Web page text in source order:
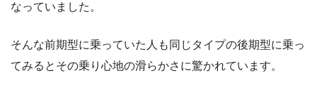
なっていました。
そんな前期型に乗っていた人も同じタイプの後期型に乗っ
てみるとその乗り心地の滑らかさに驚かれています。